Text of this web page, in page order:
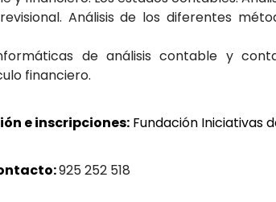
Análisis de los diferentes
de análisis contable y
financiero.
e inscripciones: Fundación Iniciativas
925 252 518